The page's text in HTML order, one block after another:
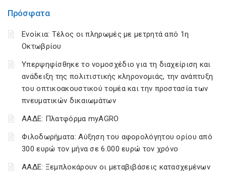
Πρόσφατα
Ενοίκια: Τέλος οι πληρωμές με μετρητά από 1η
Οκτωβρίου
Υπερψηφίσθηκε το νομοσχέδιο για τη διαχείριση και
ανάδειξη της πολιτιστικής κληρονομιάς, την ανάπτυξη
του οπτικοακουστικού τομέα και την προστασία των
πνευματικών δικαιωμάτων
ΑΑΔΕ: Πλατφόρμα myAGRO
Φιλοδωρήματα: Αύξηση του αφορολόγητου ορίου από
300 ευρώ τον μήνα σε 6.000 ευρώ τον χρόνο
ΑΑΔΕ: Ξεμπλοκάρουν οι μεταβιβάσεις κατασχεμένων